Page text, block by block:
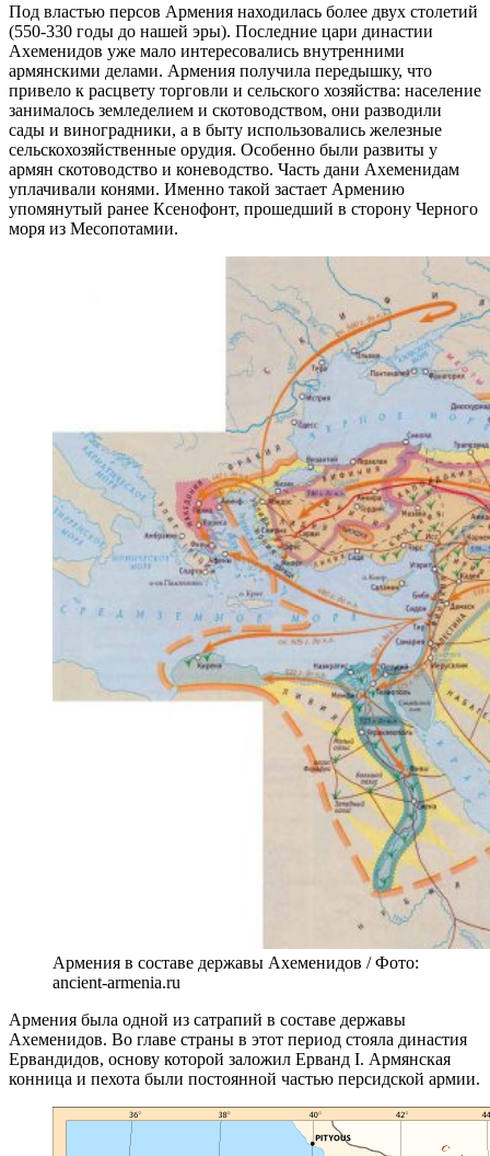
Под властью персов Армения находилась более двух столетий
(550-330 годы до нашей эры). Последние цари династии
Ахеменидов уже мало интересовались внутренними
армянскими делами. Армения получила передышку, что
привело к расцвету торговли и сельского хозяйства: население
занималось земледелием и скотоводством, они разводили
сады и виноградники, а в быту использовались железные
сельскохозяйственные орудия. Особенно были развиты у
армян скотоводство и коневодство. Часть дани Ахеменидам
уплачивали конями. Именно такой застает Армению
упомянутый ранее Ксенофонт, прошедший в сторону Черного
моря из Месопотамии.
Армения в составе державы Ахеменидов / Фото:
ancient-armenia.ru
Армения была одной из сатрапий в составе державы
Ахеменидов. Во главе страны в этот период стояла династия
Ервандидов, основу которой заложил Ерванд I. Армянская
конница и пехота были постоянной частью персидской армии.